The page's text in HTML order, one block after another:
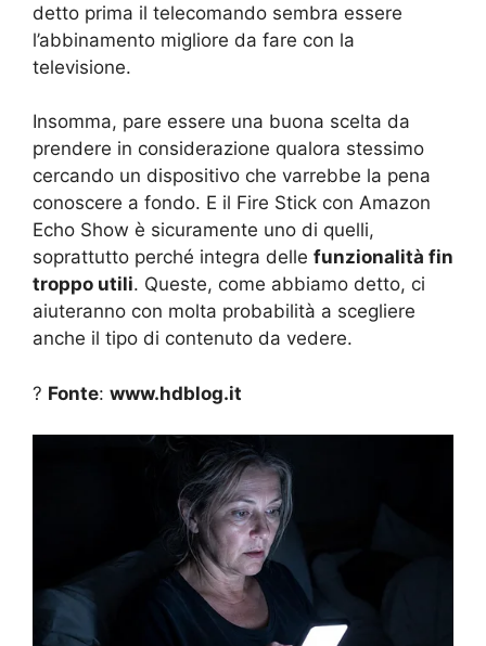
detto prima il telecomando sembra essere
l’abbinamento migliore da fare con la
televisione.
Insomma, pare essere una buona scelta da
prendere in considerazione qualora stessimo
cercando un dispositivo che varrebbe la pena
conoscere a fondo. E il Fire Stick con Amazon
Echo Show è sicuramente uno di quelli,
soprattutto perché integra delle funzionalità fin
troppo utili. Queste, come abbiamo detto, ci
aiuteranno con molta probabilità a scegliere
anche il tipo di contenuto da vedere.
? Fonte: www.hdblog.it